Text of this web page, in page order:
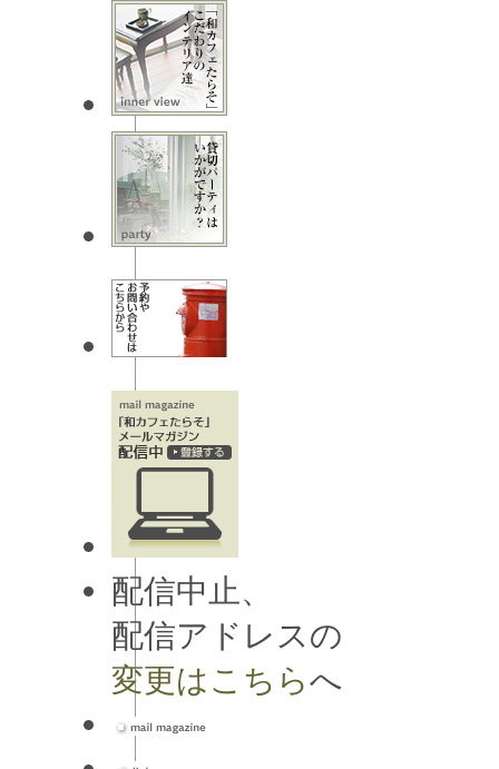
配信中止、
配信アドレスの
変更はこちらへ